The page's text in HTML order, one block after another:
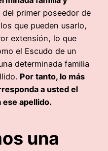
primer poseedor de
que pueden usarlo,
extensión, lo que
el Escudo de un
determinada familia
Por tanto, lo más
a usted el
ese apellido.
una